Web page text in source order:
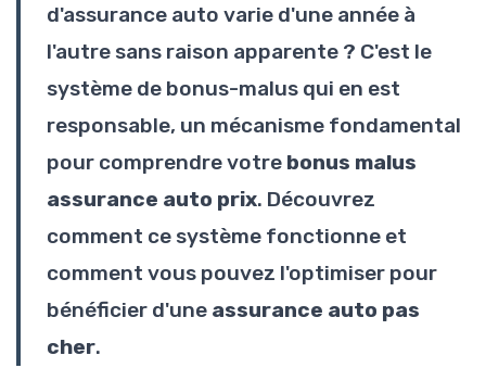
d'assurance auto varie d'une année à
l'autre sans raison apparente ? C'est le
système de bonus-malus qui en est
responsable, un mécanisme fondamental
pour comprendre votre bonus malus
assurance auto prix. Découvrez
comment ce système fonctionne et
comment vous pouvez l'optimiser pour
bénéficier d'une assurance auto pas
cher.